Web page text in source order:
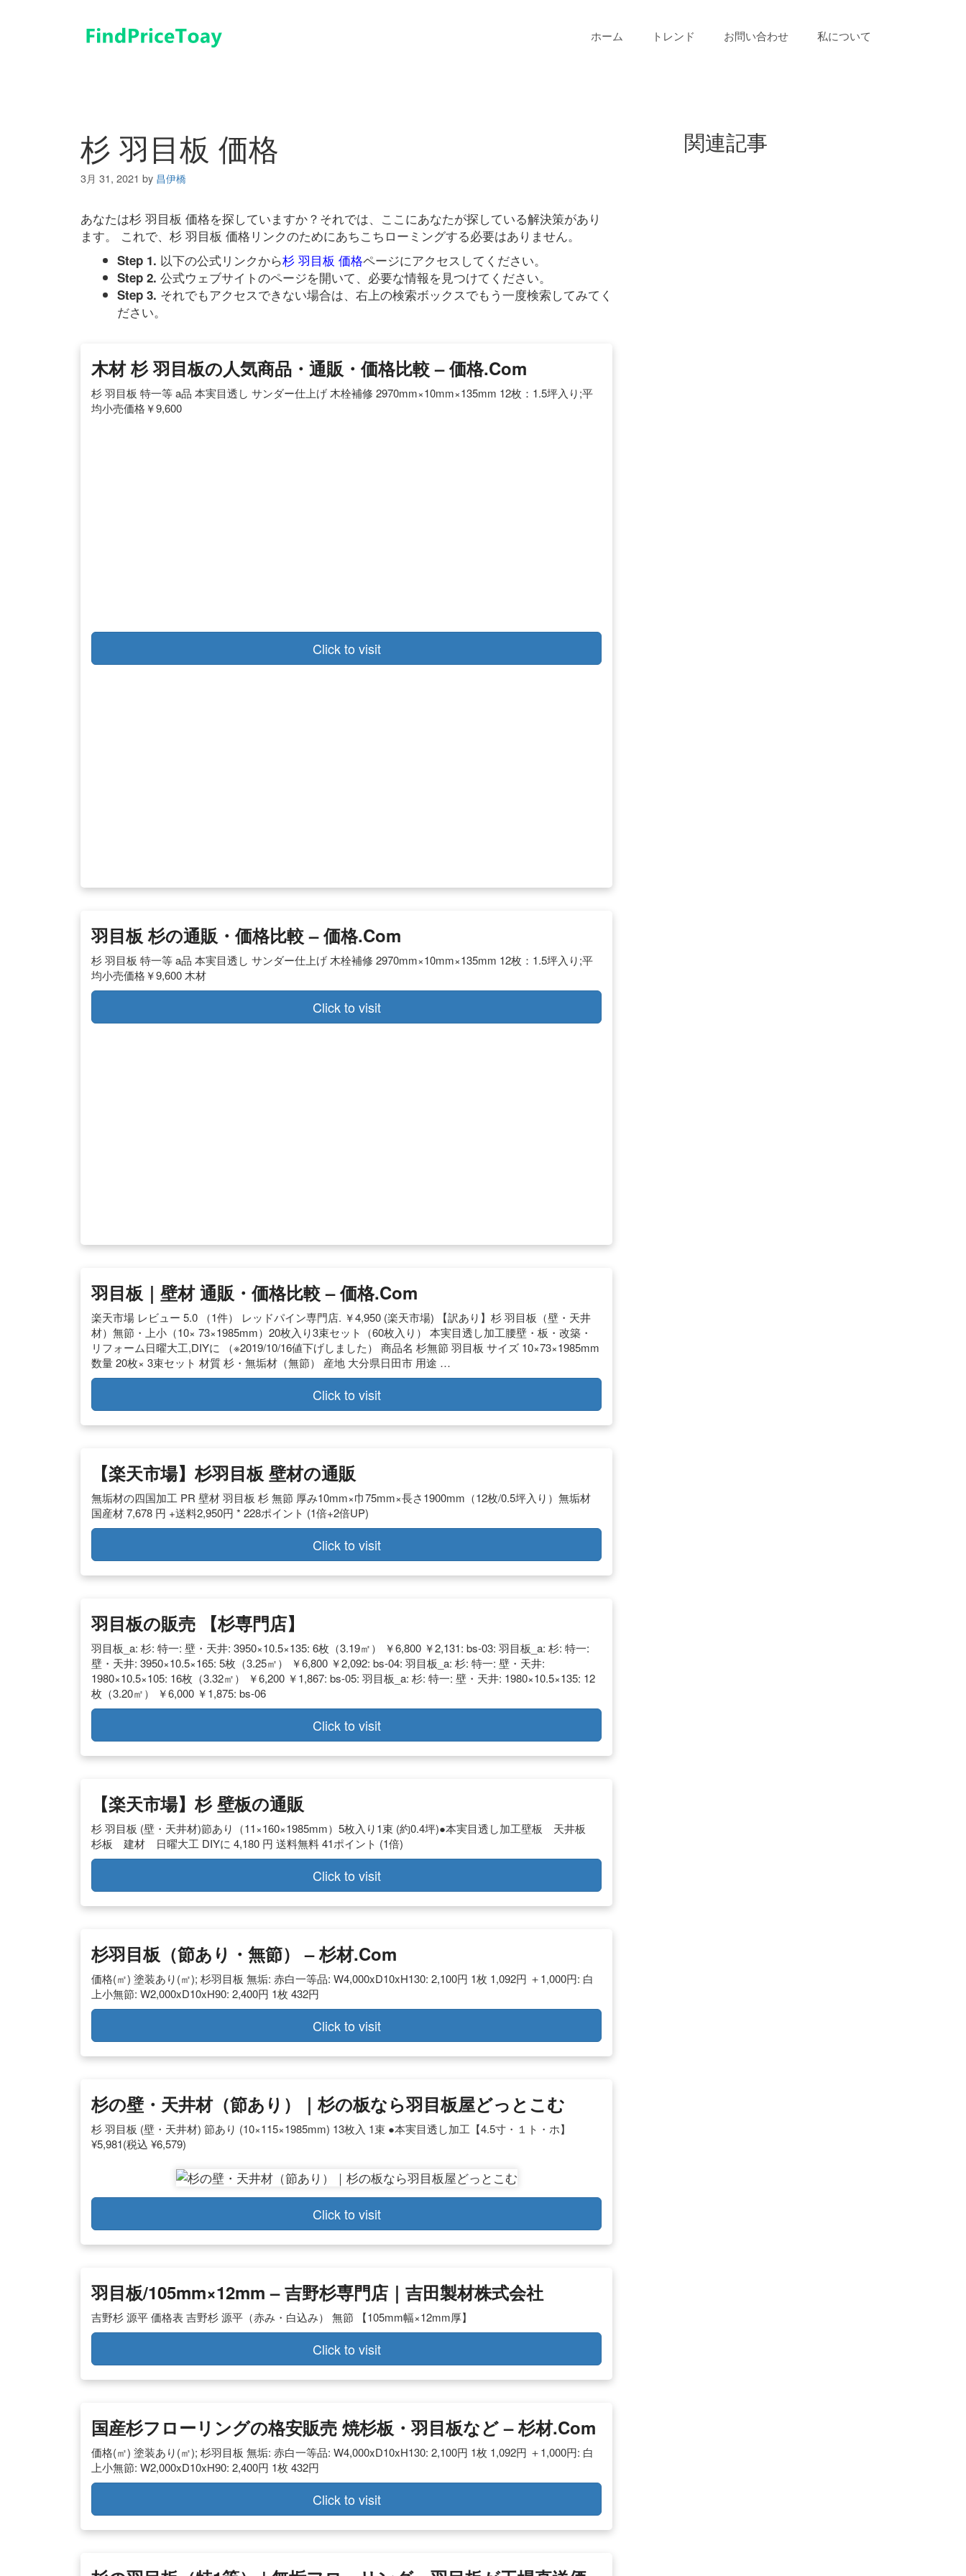
ホーム トレンド お問い合わせ 私について
杉 羽目板 価格
3月 31, 2021 by 昌伊橋
あなたは杉 羽目板 価格を探していますか？それでは、ここにあなたが探している解決策があり
ます。 これで、杉 羽目板 価格リンクのためにあちこちローミングする必要はありません。
Step 1. 以下の公式リンクから杉 羽目板 価格ページにアクセスしてください。
Step 2. 公式ウェブサイトのページを開いて、必要な情報を見つけてください。
Step 3. それでもアクセスできない場合は、右上の検索ボックスでもう一度検索してみてく
ださい。
木材 杉 羽目板の人気商品・通販・価格比較 – 価格.com
杉 羽目板 特一等 a品 本実目透し サンダー仕上げ 木栓補修 2970mm×10mm×135mm 12枚：1.5坪入り;平
均小売価格￥9,600
Click to visit
羽目板 杉の通販・価格比較 – 価格.com
杉 羽目板 特一等 a品 本実目透し サンダー仕上げ 木栓補修 2970mm×10mm×135mm 12枚：1.5坪入り;平
均小売価格￥9,600 木材
Click to visit
羽目板｜壁材 通販・価格比較 – 価格.com
楽天市場 レビュー 5.0 （1件） レッドパイン専門店. ￥4,950 (楽天市場) 【訳あり】杉 羽目板（壁・天井
材）無節・上小（10× 73×1985mm）20枚入り3束セット（60枚入り） 本実目透し加工腰壁・板・改築・
リフォーム日曜大工,DIYに （※2019/10/16値下げしました） 商品名 杉無節 羽目板 サイズ 10×73×1985mm
数量 20枚× 3束セット 材質 杉・無垢材（無節） 産地 大分県日田市 用途 …
Click to visit
【楽天市場】杉羽目板 壁材の通販
無垢材の四国加工 PR 壁材 羽目板 杉 無節 厚み10mm×巾75mm×長さ1900mm（12枚/0.5坪入り）無垢材
国産材 7,678 円 +送料2,950円 * 228ポイント (1倍+2倍UP)
Click to visit
羽目板の販売 【杉専門店】
羽目板_a: 杉: 特一: 壁・天井: 3950×10.5×135: 6枚（3.19㎡） ￥6,800 ￥2,131: bs-03: 羽目板_a: 杉: 特一:
壁・天井: 3950×10.5×165: 5枚（3.25㎡） ￥6,800 ￥2,092: bs-04: 羽目板_a: 杉: 特一: 壁・天井:
1980×10.5×105: 16枚（3.32㎡） ￥6,200 ￥1,867: bs-05: 羽目板_a: 杉: 特一: 壁・天井: 1980×10.5×135: 12
枚（3.20㎡） ￥6,000 ￥1,875: bs-06
Click to visit
【楽天市場】杉 壁板の通販
杉 羽目板 (壁・天井材)節あり（11×160×1985mm）5枚入り1束 (約0.4坪)●本実目透し加工壁板 天井板
杉板 建材 日曜大工 DIYに 4,180 円 送料無料 41ポイント (1倍)
Click to visit
杉羽目板（節あり・無節） – 杉材.com
価格(㎡) 塗装あり(㎡); 杉羽目板 無垢: 赤白一等品: W4,000xD10xH130: 2,100円 1枚 1,092円 ＋1,000円: 白
上小無節: W2,000xD10xH90: 2,400円 1枚 432円
Click to visit
杉の壁・天井材（節あり）｜杉の板なら羽目板屋どっとこむ
杉 羽目板 (壁・天井材) 節あり (10×115×1985mm) 13枚入 1束 ●本実目透し加工【4.5寸・１ト・ホ】
¥5,981(税込 ¥6,579)
Click to visit
羽目板/105mm×12mm – 吉野杉専門店｜吉田製材株式会社
吉野杉 源平 価格表 吉野杉 源平（赤み・白込み） 無節 【105mm幅×12mm厚】
Click to visit
国産杉フローリングの格安販売 焼杉板・羽目板など – 杉材.com
価格(㎡) 塗装あり(㎡); 杉羽目板 無垢: 赤白一等品: W4,000xD10xH130: 2,100円 1枚 1,092円 ＋1,000円: 白
上小無節: W2,000xD10xH90: 2,400円 1枚 432円
Click to visit
関連記事